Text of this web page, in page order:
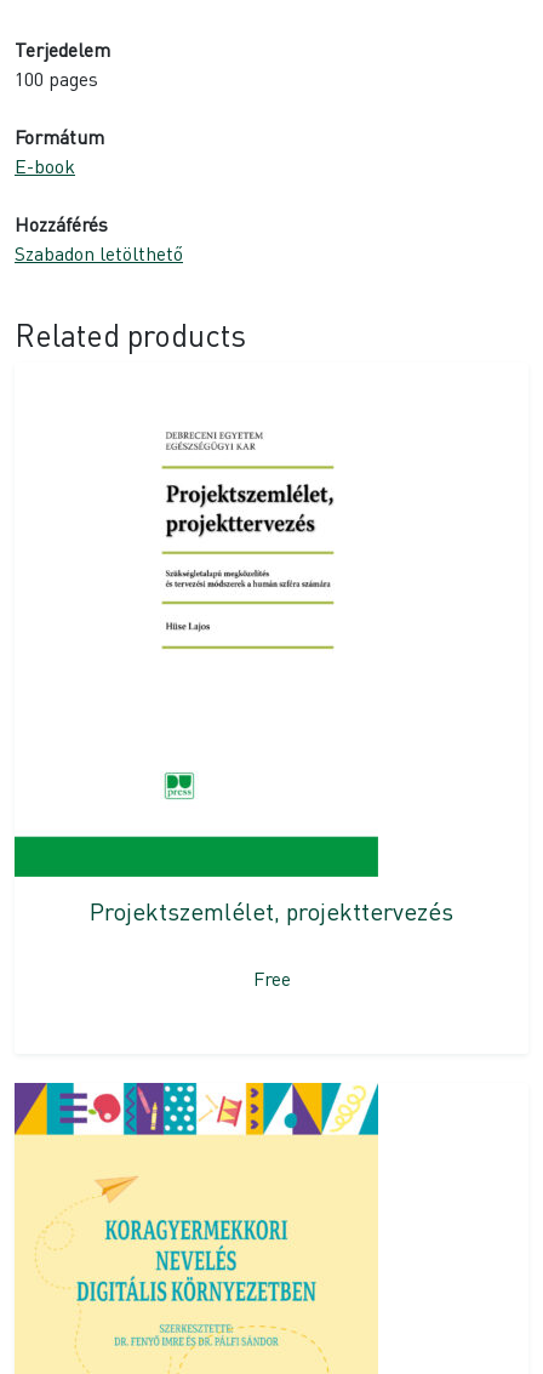
Terjedelem
100 pages
Formátum
E-book
Hozzáférés
Szabadon letölthető
Related products
Projektszemlélet, projekttervezés
Free